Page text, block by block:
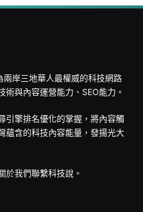
岸三地華人最權威的科技網路
與內容運營能力、SEO能力。
引擎排名優化的掌握，將內容觸
蘊含的科技內容能量，發揚光大
於我們聯繫科技說。